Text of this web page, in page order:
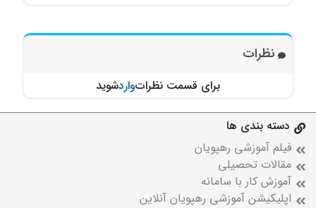
نظرات
برای قسمت نظراتواردشوید
دسته بندی ها
فیلم آموزشی رهپویان
مقالات تحصیلی
آموزش کار با سامانه
اپلیکیشن آموزشی رهپویان آنلاین